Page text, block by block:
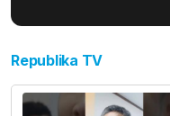
Republika TV